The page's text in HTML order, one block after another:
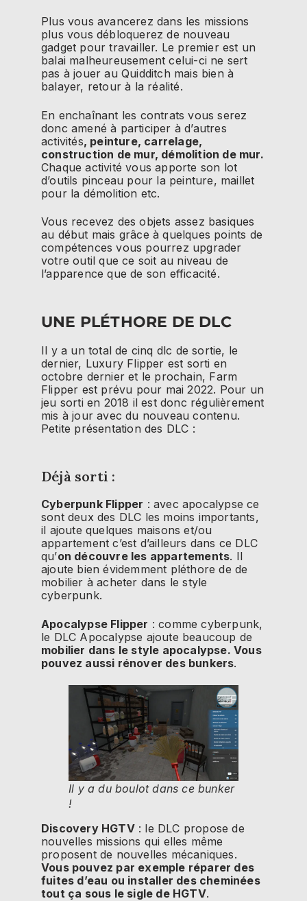
Plus vous avancerez dans les missions
plus vous débloquerez de nouveau
gadget pour travailler. Le premier est un
balai malheureusement celui-ci ne sert
pas à jouer au Quidditch mais bien à
balayer, retour à la réalité.
En enchaînant les contrats vous serez
donc amené à participer à d’autres
activités, peinture, carrelage,
construction de mur, démolition de mur.
Chaque activité vous apporte son lot
d’outils pinceau pour la peinture, maillet
pour la démolition etc.
Vous recevez des objets assez basiques
au début mais grâce à quelques points de
compétences vous pourrez upgrader
votre outil que ce soit au niveau de
l’apparence que de son efficacité.
UNE PLÉTHORE DE DLC
Il y a un total de cinq dlc de sortie, le
dernier, Luxury Flipper est sorti en
octobre dernier et le prochain, Farm
Flipper est prévu pour mai 2022. Pour un
jeu sorti en 2018 il est donc régulièrement
mis à jour avec du nouveau contenu.
Petite présentation des DLC :
Déjà sorti :
Cyberpunk Flipper : avec apocalypse ce
sont deux des DLC les moins importants,
il ajoute quelques maisons et/ou
appartement c’est d’ailleurs dans ce DLC
qu’on découvre les appartements. Il
ajoute bien évidemment pléthore de de
mobilier à acheter dans le style
cyberpunk.
Apocalypse Flipper : comme cyberpunk,
le DLC Apocalypse ajoute beaucoup de
mobilier dans le style apocalypse. Vous
pouvez aussi rénover des bunkers.
Il y a du boulot dans ce bunker
!
Discovery HGTV: le DLC propose de
nouvelles missions qui elles même
proposent de nouvelles mécaniques.
Vous pouvez par exemple réparer des
fuites d’eau ou installer des cheminées
tout ça sous le sigle de HGTV.